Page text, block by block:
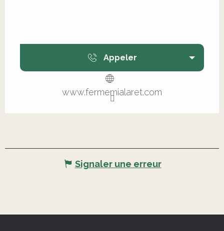
Appeler
www.fermemialaret.com
Signaler une erreur